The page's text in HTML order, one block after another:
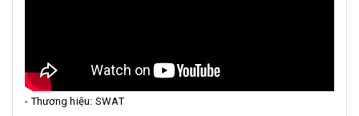
- Thương hiệu: SWAT